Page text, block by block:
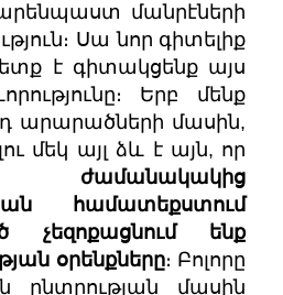
մանրէների
Սա նոր գիտելիք
է գիտակցենք այս
Երբ մենք
արարածների մասին,
մեկ այլ ձև է այն, որ
համատեքստում
չեզոքացնում ենք
օրենքները։ Բոլորը
ընտրության մասին